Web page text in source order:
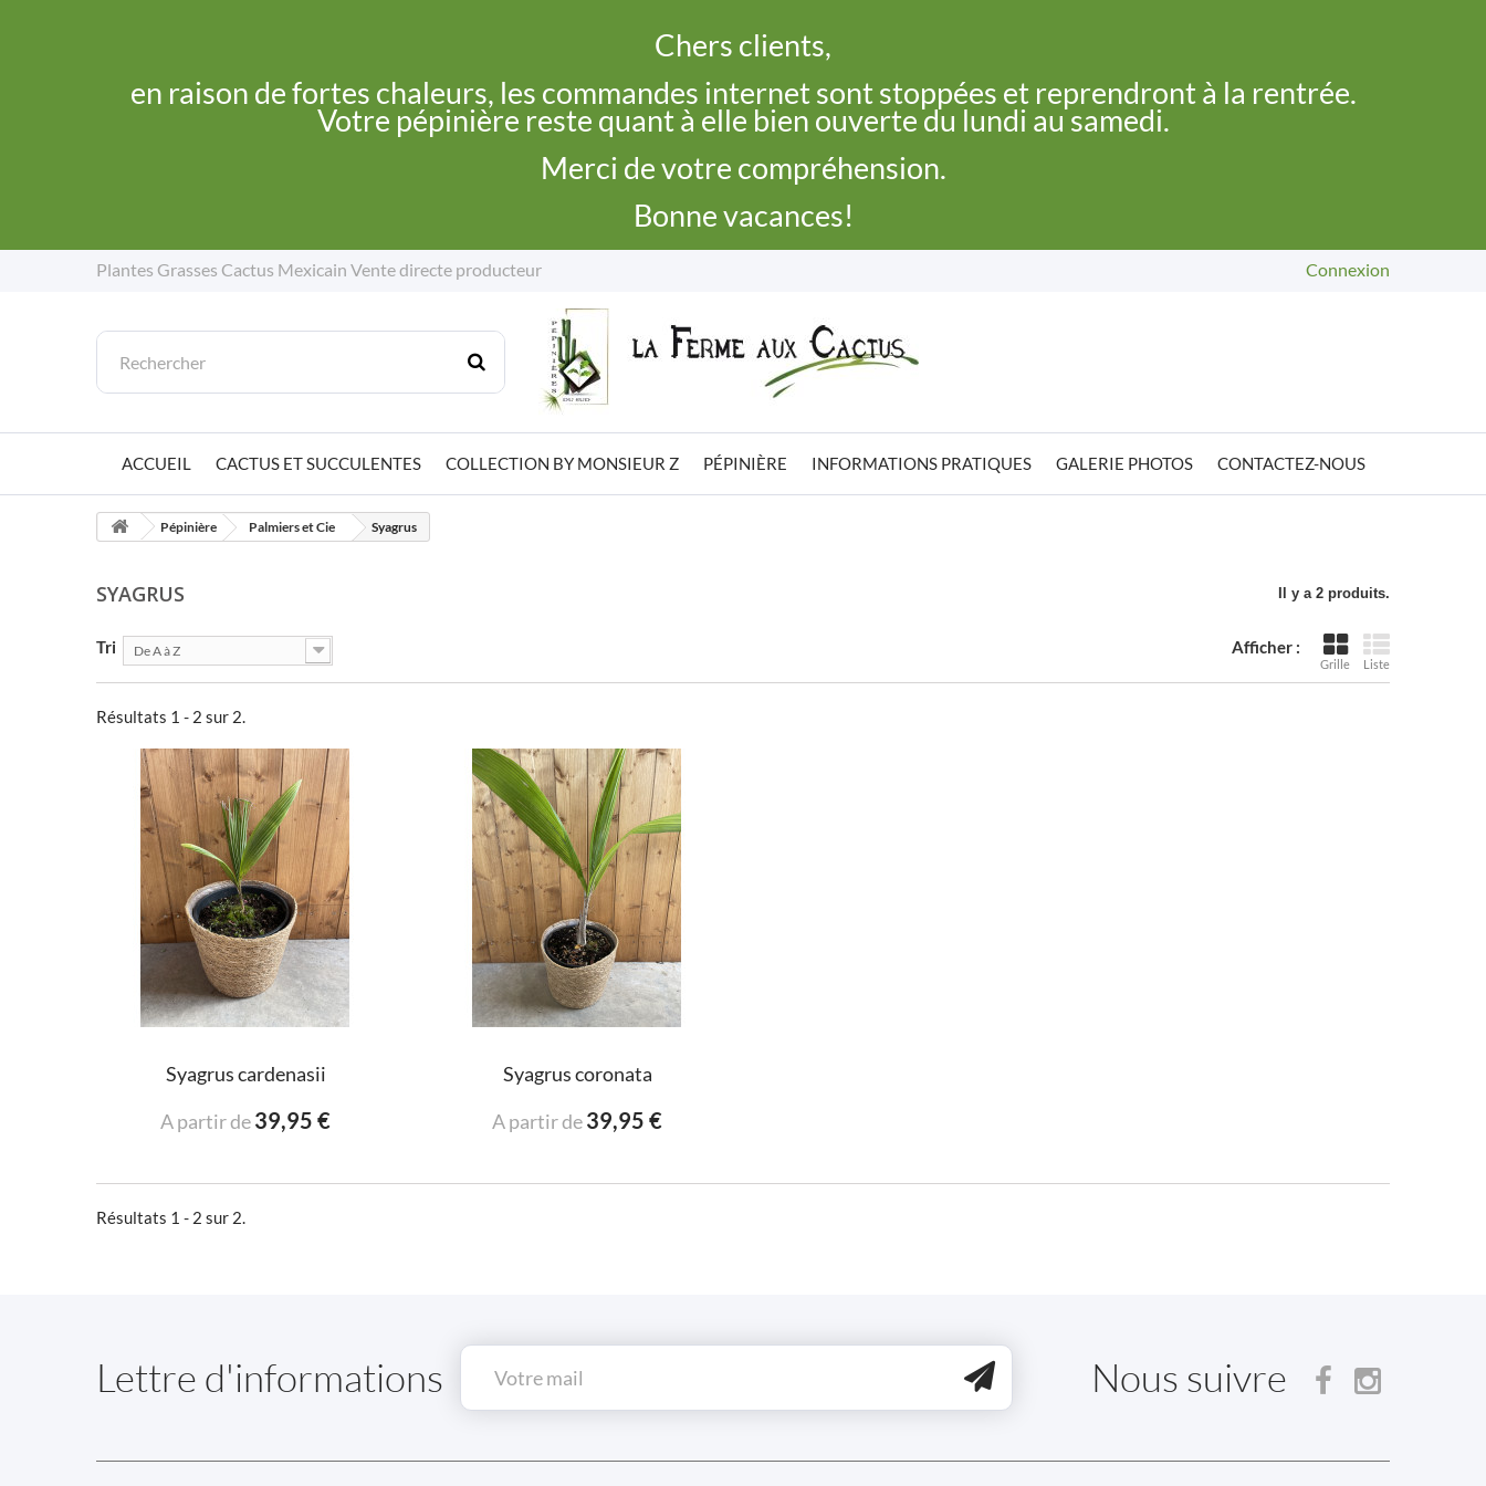
Chers clients,
en raison de fortes chaleurs, les commandes internet sont stoppées et reprendront à la rentrée.
Votre pépinière reste quant à elle bien ouverte du lundi au samedi.
Merci de votre compréhension.
Bonne vacances!
Plantes Grasses Cactus Mexicain Vente directe producteur Connexion
ACCUEIL CACTUS ET SUCCULENTES COLLECTION BY MONSIEUR Z PÉPINIÈRE INFORMATIONS PRATIQUES GALERIE PHOTOS CONTACTEZ-NOUS
Pépinière Palmiers et Cie Syagrus
SYAGRUS Il y a 2 produits.
Afficher :
Grille Liste
Tri De A à Z
Résultats 1 - 2 sur 2.
Syagrus cardenasii
A partir de39,95 €
Syagrus coronata
A partir de39,95 €
Résultats 1 - 2 sur 2.
Lettre d'informations Nous suivre